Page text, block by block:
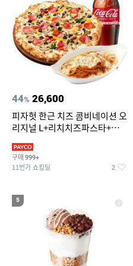
44% 26,600
피자헛 한근 치즈 콤비네이션 오
리지널 L+리치치즈파스타+콜
구매 999+
11번가 쇼킹딜 2
5